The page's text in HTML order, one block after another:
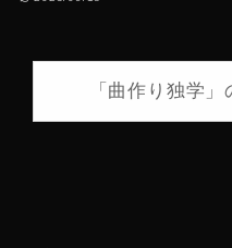
「曲作り独学